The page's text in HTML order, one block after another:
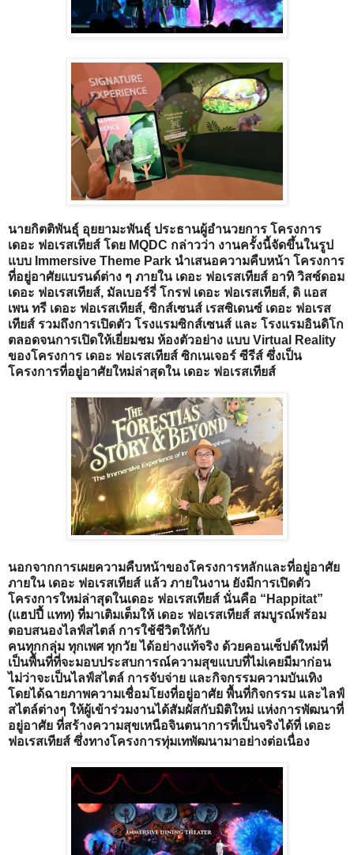
นายกิตติพันธุ์ อุยยามะพันธุ์ ประธานผู้อำนวยการ โครงการ
เดอะ ฟอเรสเทียส์ โดย MQDC กล่าวว่า งานครั้งนี้จัดขึ้นในรูป
แบบ Immersive Theme Park นำเสนอความคืบหน้า โครงการ
ที่อยู่อาศัยแบรนด์ต่าง ๆ ภายใน เดอะ ฟอเรสเทียส์ อาทิ วิสซ์ดอม
เดอะ ฟอเรสเทียส์, มัลเบอร์รี่ โกรฟ เดอะ ฟอเรสเทียส์, ดิ แอส
เพน ทรี เดอะ ฟอเรสเทียส์, ซิกส์เซนส์ เรสซิเดนซ์ เดอะ ฟอเรส
เทียส์ รวมถึงการเปิดตัว โรงแรมซิกส์เซนส์ และ โรงแรมอินดิโก
ตลอดจนการเปิดให้เยี่ยมชม ห้องตัวอย่าง แบบ Virtual Reality
ของโครงการ เดอะ ฟอเรสเทียส์ ซิกเนเจอร์ ซีรีส์ ซึ่งเป็น
โครงการที่อยู่อาศัยใหม่ล่าสุดใน เดอะ ฟอเรสเทียส์
นอกจากการเผยความคืบหน้าของโครงการหลักและที่อยู่อาศัย
ภายใน เดอะ ฟอเรสเทียส์ แล้ว ภายในงาน ยังมีการเปิดตัว
โครงการใหม่ล่าสุดในเดอะ ฟอเรสเทียส์ นั่นคือ “Happitat”
(แฮปปี้ แทท) ที่มาเติมเต็มให้ เดอะ ฟอเรสเทียส์ สมบูรณ์พร้อม
ตอบสนองไลฟ์สไตล์ การใช้ชีวิตให้กับ
คนทุกกลุ่ม ทุกเพศ ทุกวัย ได้อย่างแท้จริง ด้วยคอนเซ็ปต์ใหม่ที่
เป็นพื้นที่ที่จะมอบประสบการณ์ความสุขแบบที่ไม่เคยมีมาก่อน
ไม่ว่าจะเป็นไลฟ์สไตล์ การจับจ่าย และกิจกรรมความบันเทิง
โดยได้ฉายภาพความเชื่อมโยงที่อยู่อาศัย พื้นที่กิจกรรม และไลฟ์
สไตล์ต่างๆ ให้ผู้เข้าร่วมงานได้สัมผัสกับมิติใหม่ แห่งการพัฒนาที่
อยู่อาศัย ที่สร้างความสุขเหนือจินตนาการที่เป็นจริงได้ที่ เดอะ
ฟอเรสเทียส์ ซึ่งทางโครงการทุ่มเทพัฒนามาอย่างต่อเนื่อง